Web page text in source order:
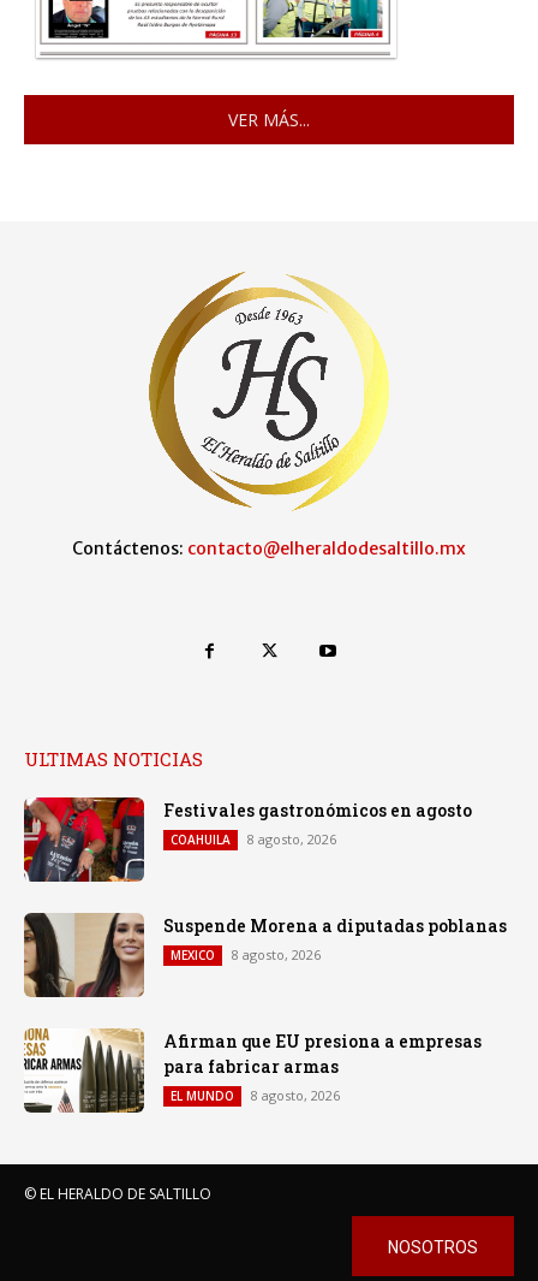
VER MÁS...
Contáctenos: contacto@elheraldodesaltillo.mx
ULTIMAS NOTICIAS
Festivales gastronómicos en agosto
COAHUILA 8 agosto, 2026
Suspende Morena a diputadas poblanas
MEXICO 8 agosto, 2026
Afirman que EU presiona a empresas
para fabricar armas
EL MUNDO 8 agosto, 2026
© EL HERALDO DE SALTILLO
NOSOTROS